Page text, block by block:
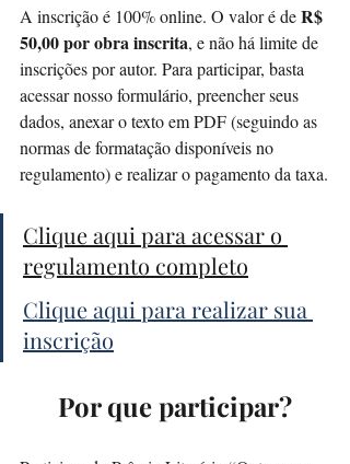
A inscrição é 100% online. O valor é de R$
50,00 por obra inscrita, e não há limite de
inscrições por autor. Para participar, basta
acessar nosso formulário, preencher seus
dados, anexar o texto em PDF (seguindo as
normas de formatação disponíveis no
regulamento) e realizar o pagamento da taxa.
Clique aqui para acessar o
regulamento completo
Clique aqui para realizar sua
inscrição
Por que participar?